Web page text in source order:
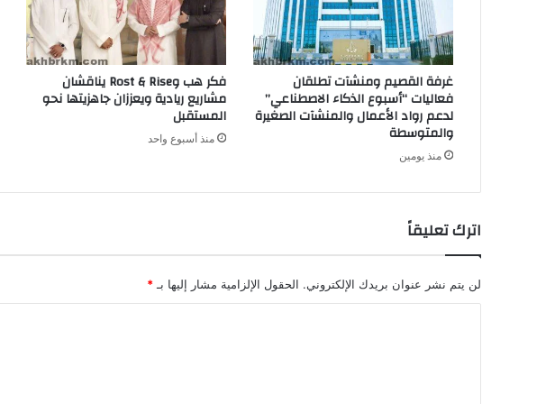
غرفة القصيم ومنشآت تطلقان
فعاليات “أسبوع الذكاء الاصطناعي”
لدعم رواد الأعمال والمنشآت الصغيرة
والمتوسطة
منذ يومين
فكر هب وRost & Rise يناقشان
مشاريع ريادية ويعززان جاهزيتها نحو
المستقبل
منذ أسبوع واحد
اترك تعليقاً
لن يتم نشر عنوان بريدك الإلكتروني. الحقول الإلزامية مشار إليها بـ*